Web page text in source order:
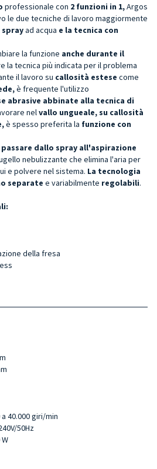
professionale con 2 funzioni in 1,Argos
le due tecniche di lavoro maggiormente
ad acqua e la tecnica con
la funzione anche durante il
la tecnica più indicata per il problema
il lavoro su callosità estese come
è frequente l'utilizzo
abrasive abbinate alla tecnica di
nel vallo ungueale, su callosità
è spesso preferita la funzione con
dallo spray all'aspirazione
nebulizzante che elimina l'aria per
e polvere nel sistema. La tecnologia
separate e variabilmente regolabili.
della fresa
40.000 giri/min
50Hz